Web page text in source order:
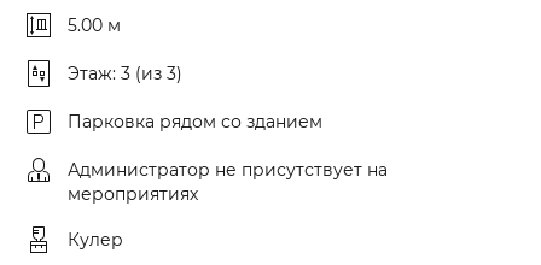
5.00 м
Этаж: 3 (из 3)
Парковка рядом со зданием
Администратор не присутствует на
мероприятиях
Кулер